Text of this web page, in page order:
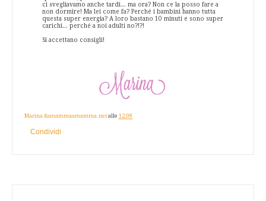
ci svegliavamo anche tardi... ma ora? Non ce la posso fare a
non dormire! Ma lei come fa? Perché i bambini hanno tutta
questa super energia? A loro bastano 10 minuti e sono super
carichi... perché a noi adulti no?!?!
Si accettano consigli!
Marina damammaamamma.net alle 12:08
Condividi